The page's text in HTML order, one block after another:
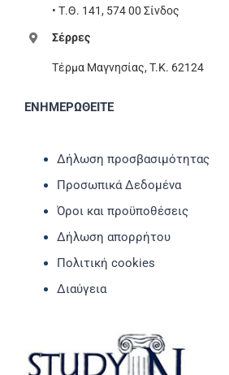
• Τ.Θ. 141, 574 00 Σίνδος
Σέρρες
Τέρμα Μαγνησίας, T.K. 62124
ΕΝΗΜΕΡΩΘΕΙΤΕ
Δήλωση προσβασιμότητας
Προσωπικά Δεδομένα
Όροι και προϋποθέσεις
Δήλωση απορρήτου
Πολιτική cookies
Διαύγεια